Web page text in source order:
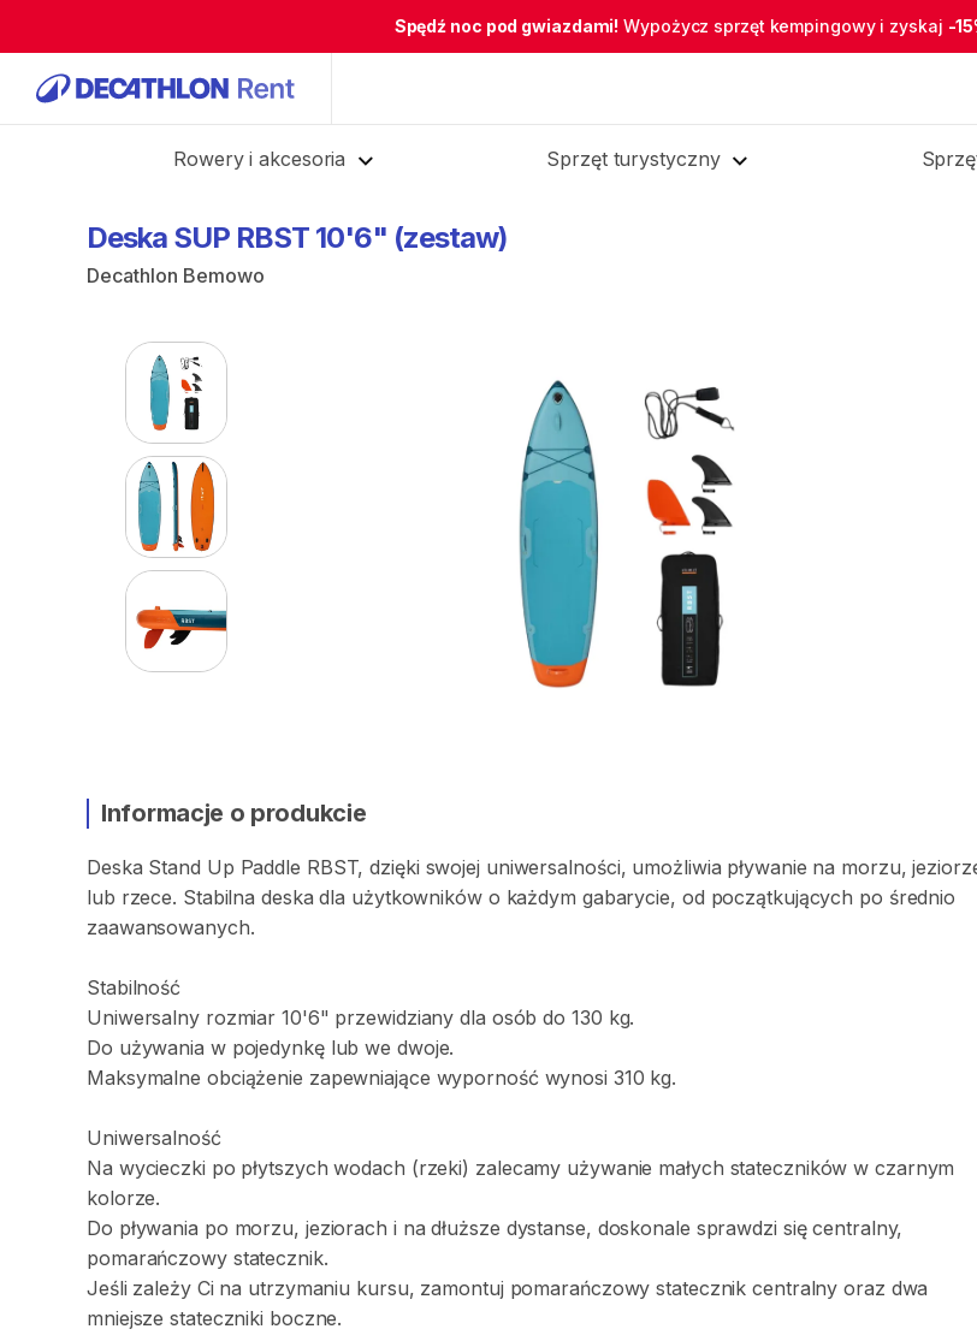
Spędź noc pod gwiazdami! Wypożycz sprzęt kempingowy i zyskaj -
Rowery i akcesoria Sprzęt turystyczny
Deska SUP RBST 10'6" (zestaw)
Decathlon Bemowo
Informacje o produkcie
Deska Stand Up Paddle RBST​,​ dzięki swojej uniwersalności​,​ umożliwia pływanie na morzu​,​
lub rzece. Stabilna deska dla użytkowników o każdym gabarycie​,​ od początkujących po średnio
zaawansowanych.
Stabilność
Uniwersalny rozmiar 10'6" przewidziany dla osób do 130 kg.
Do używania w pojedynkę lub we dwoje.
Maksymalne obciążenie zapewniające wyporność wynosi 310 kg.
Uniwersalność
Na wycieczki po płytszych wodach (rzeki) zalecamy używanie małych stateczników w czarnym
kolorze.
Do pływania po morzu​,​ jeziorach i na dłuższe dystanse​,​ doskonale sprawdzi się centralny​,​
pomarańczowy statecznik.
Jeśli zależy Ci na utrzymaniu kursu​,​ zamontuj pomarańczowy statecznik centralny oraz dwa
mniejsze stateczniki boczne.